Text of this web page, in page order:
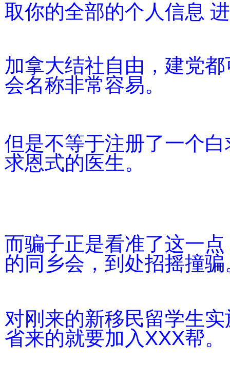
取你的全部的个人信息
加拿大结社自由，建党
会名称非常容易。
但是不等于注册了一个
求恩式的医生。
而骗子正是看准了这一
的同乡会，到处招摇撞骗
对刚来的新移民留学生
省来的就要加入XXX帮。